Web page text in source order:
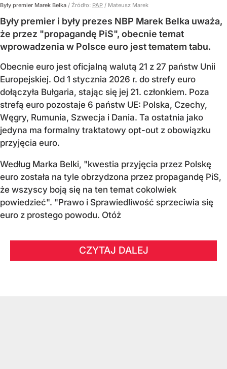
Były premier Marek Belka / Źródło: PAP / Mateusz Marek
Były premier i były prezes NBP Marek Belka uważa,
że przez "propagandę PiS", obecnie temat
wprowadzenia w Polsce euro jest tematem tabu.
Obecnie euro jest oficjalną walutą 21 z 27 państw Unii
Europejskiej. Od 1 stycznia 2026 r. do strefy euro
dołączyła Bułgaria, stając się jej 21. członkiem. Poza
strefą euro pozostaje 6 państw UE: Polska, Czechy,
Węgry, Rumunia, Szwecja i Dania. Ta ostatnia jako
jedyna ma formalny traktatowy opt-out z obowiązku
przyjęcia euro.
Według Marka Belki, "kwestia przyjęcia przez Polskę
euro została na tyle obrzydzona przez propagandę PiS,
że wszyscy boją się na ten temat cokolwiek
powiedzieć". "Prawo i Sprawiedliwość sprzeciwia się
euro z prostego powodu. Otóż
CZYTAJ DALEJ